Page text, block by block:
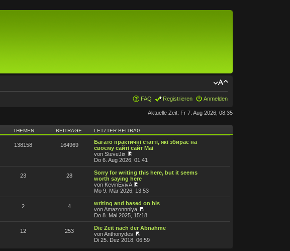
FAQ Registrieren Anmelden
Aktuelle Zeit: Fr 7. Aug 2026, 08:35
THEMEN BEITRÄGE LETZTER BEITRAG
138158 164969
Багато практичні статті, які збирає на
своєму сайті сайт Mai
von SteveJix
Do 6. Aug 2026, 01:41
23 28
Sorry for writing this here, but it seems
worth saying here
von KevinEvivA
Mo 9. Mär 2026, 13:53
2 4
writing and based on his
von Amazonnnlya
Do 8. Mai 2025, 15:18
12 253
Die Zeit nach der Abnahme
von Anthonydes
Di 25. Dez 2018, 06:59